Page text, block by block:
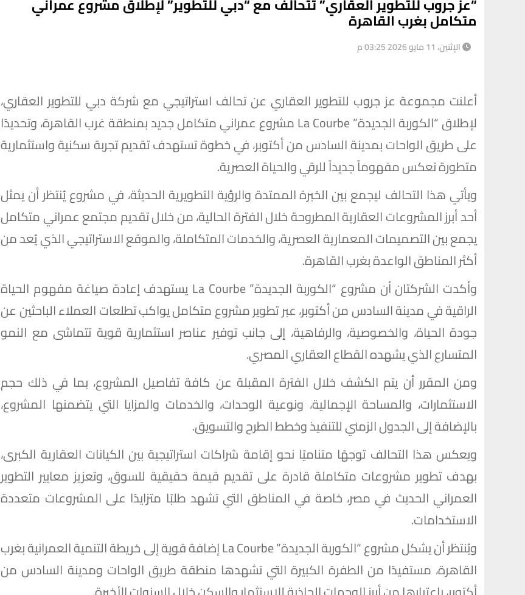
متكامل بغرب القاهرة
الإثنين، 11 مايو 2026 03:25 م
أعلنت مجموعة عز جروب للتطوير العقاري عن تحالف استراتيجي مع شركة دبي للتطوير العقاري،
لإطلاق “الكوربة الجديدة” La Courbe مشروع عمراني متكامل جديد بمنطقة غرب القاهرة، وتحديدًا
على طريق الواحات بمدينة السادس من أكتوبر، في خطوة تستهدف تقديم تجربة سكنية واستثمارية
متطورة تعكس مفهوماً جديداً للرقي والحياة العصرية.
ويأتي هذا التحالف ليجمع بين الخبرة الممتدة والرؤية التطويرية الحديثة، في مشروع يُنتظر أن يمثل
أحد أبرز المشروعات العقارية المطروحة خلال الفترة الحالية، من خلال تقديم مجتمع عمراني متكامل
يجمع بين التصميمات المعمارية العصرية، والخدمات المتكاملة، والموقع الاستراتيجي الذي يُعد من
أكثر المناطق الواعدة بغرب القاهرة.
وأكدت الشركتان أن مشروع “الكوربة الجديدة” La Courbe يستهدف إعادة صياغة مفهوم الحياة
الراقية في مدينة السادس من أكتوبر، عبر تطوير مشروع متكامل يواكب تطلعات العملاء الباحثين عن
جودة الحياة، والخصوصية، والرفاهية، إلى جانب توفير عناصر استثمارية قوية تتماشى مع النمو
المتسارع الذي يشهده القطاع العقاري المصري.
ومن المقرر أن يتم الكشف خلال الفترة المقبلة عن كافة تفاصيل المشروع، بما في ذلك حجم
الاستثمارات، والمساحة الإجمالية، ونوعية الوحدات، والخدمات والمزايا التي يتضمنها المشروع،
بالإضافة إلى الجدول الزمني للتنفيذ وخطط الطرح والتسويق.
ويعكس هذا التحالف توجهًا متناميًا نحو إقامة شراكات استراتيجية بين الكيانات العقارية الكبرى،
بهدف تطوير مشروعات متكاملة قادرة على تقديم قيمة حقيقية للسوق، وتعزيز معايير التطوير
العمراني الحديث في مصر، خاصة في المناطق التي تشهد طلبًا متزايدًا على المشروعات متعددة
الاستخدامات.
ويُنتظر أن يشكل مشروع “الكوربة الجديدة” La Courbe إضافة قوية إلى خريطة التنمية العمرانية بغرب
القاهرة، مستفيدًا من الطفرة الكبيرة التي تشهدها منطقة طريق الواحات ومدينة السادس من